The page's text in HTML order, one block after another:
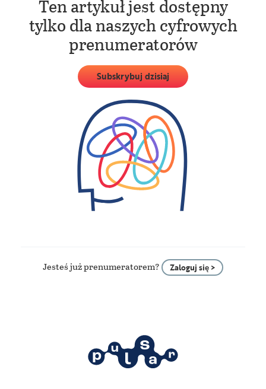
Ten artykuł jest dostępny
tylko dla naszych cyfrowych
prenumeratorów
Subskrybuj dzisiaj
Jesteś już prenumeratorem? Zaloguj się >